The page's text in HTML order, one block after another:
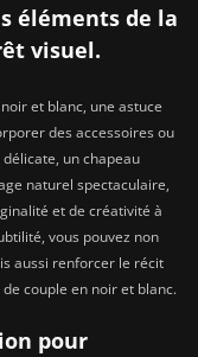
éléments de la
visuel.
et blanc, une astuce
des accessoires ou
un chapeau
naturel spectaculaire,
et de créativité à
vous pouvez non
aussi renforcer le récit
couple en noir et blanc.
pour